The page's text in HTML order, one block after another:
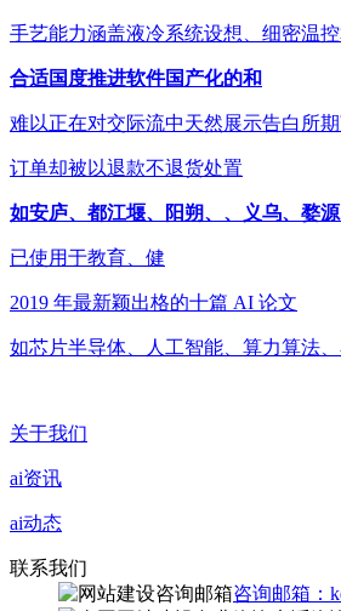
手艺能力涵盖液冷系统设想、细密温
合适国度推进软件国产化的和
难以正在对交际流中天然展示告白所
订单却被以退款不退货处置
如安庐、都江堰、阳朔、、义乌、婺源
已使用于教育、健
2019 年最新颖出格的十篇 AI 论文
如芯片半导体、人工智能、算力算法
关于我们
ai资讯
ai动态
联系我们
咨询邮箱：